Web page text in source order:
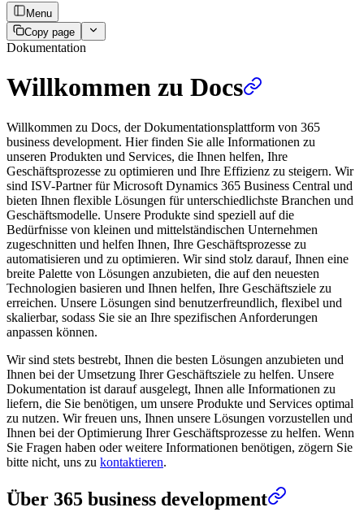
Menu
Copy page
Dokumentation
Willkommen zu Docs
Willkommen zu Docs, der Dokumentationsplattform von 365
business development. Hier finden Sie alle Informationen zu
unseren Produkten und Services, die Ihnen helfen, Ihre
Geschäftsprozesse zu optimieren und Ihre Effizienz zu steigern. Wir
sind ISV-Partner für Microsoft Dynamics 365 Business Central und
bieten Ihnen flexible Lösungen für unterschiedlichste Branchen und
Geschäftsmodelle. Unsere Produkte sind speziell auf die
Bedürfnisse von kleinen und mittelständischen Unternehmen
zugeschnitten und helfen Ihnen, Ihre Geschäftsprozesse zu
automatisieren und zu optimieren. Wir sind stolz darauf, Ihnen eine
breite Palette von Lösungen anzubieten, die auf den neuesten
Technologien basieren und Ihnen helfen, Ihre Geschäftsziele zu
erreichen. Unsere Lösungen sind benutzerfreundlich, flexibel und
skalierbar, sodass Sie sie an Ihre spezifischen Anforderungen
anpassen können.
Wir sind stets bestrebt, Ihnen die besten Lösungen anzubieten und
Ihnen bei der Umsetzung Ihrer Geschäftsziele zu helfen. Unsere
Dokumentation ist darauf ausgelegt, Ihnen alle Informationen zu
liefern, die Sie benötigen, um unsere Produkte und Services optimal
zu nutzen. Wir freuen uns, Ihnen unsere Lösungen vorzustellen und
Ihnen bei der Optimierung Ihrer Geschäftsprozesse zu helfen. Wenn
Sie Fragen haben oder weitere Informationen benötigen, zögern Sie
bitte nicht, uns zu kontaktieren.
Über 365 business development